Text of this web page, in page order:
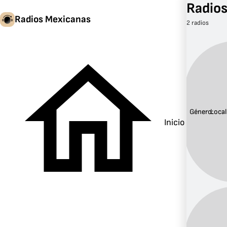
Radios Mexicanas
Inicio
2 radios
Género:Local